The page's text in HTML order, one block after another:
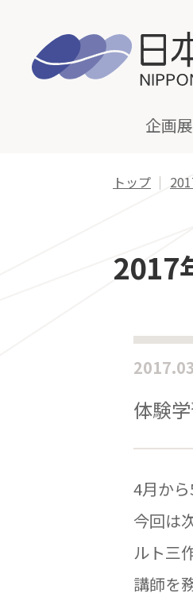
企画
トップ
2017
体験
4月か
今回は
ルト三
講師を